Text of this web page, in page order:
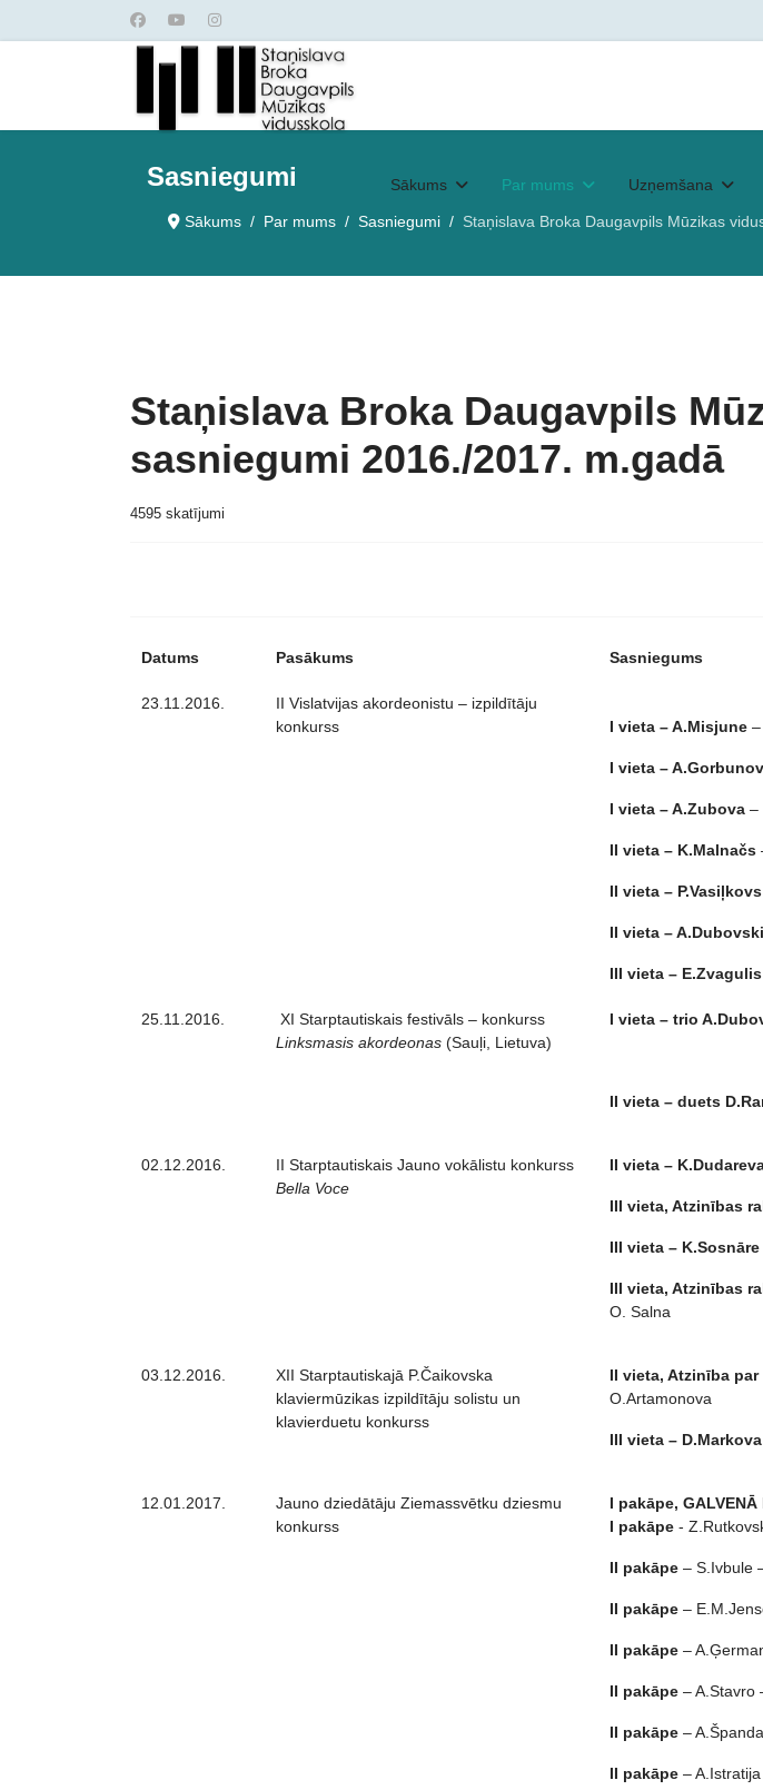
Sākums Par mums Uzņemšana
Sasniegumi
Sākums Par mums Sasniegumi Staņislava Broka Daugavpils Mūzikas
Staņislava Broka Daugavpils
sasniegumi 2016./2017. m.gadā
4595 skatījumi
Datums Pasākums Sasniegums
23.11.2016.
II Vislatvijas akordeonistu – izpildītāju
konkurss
I vieta – A.Misjune
I vieta –
I vieta – A.Zubova –
II vieta – K.Malnačs
II vieta – P.Vasiļkovs
II vieta –
III vieta – E.Zvagulis
25.11.2016.
XI Starptautiskais festivāls – konkurss
Linksmasis akordeonas (Sauļi, Lietuva)
I vieta – trio
II vieta – duets
02.12.2016.
II Starptautiskais Jauno vokālistu konkurss
Bella Voce
II vieta –
III vieta, Atzinības
III vieta – K.Sosnāre
III vieta, Atzinības
O. Salna
03.12.2016.
XII Starptautiskajā P.Čaikovska
klaviermūzikas izpildītāju solistu un
klavierduetu konkurss
II vieta, Atzinība
O.Artamonova
III vieta – D.Markova
12.01.2017.
Jauno dziedātāju Ziemassvētku dziesmu
konkurss
I pakāpe,
I pakāpe -
II pakāpe – S.Ivbule
II pakāpe –
II pakāpe –
II pakāpe – A.Stavro
II pakāpe –
II pakāpe –